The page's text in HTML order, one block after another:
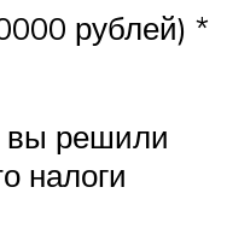
рублей) *
вы решили
налоги